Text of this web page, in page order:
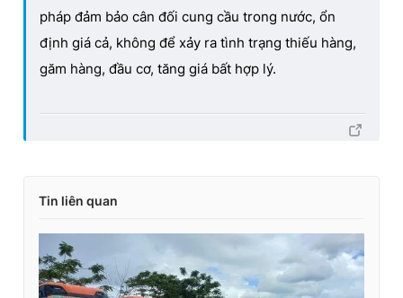
pháp đảm bảo cân đối cung cầu trong nước, ổn
định giá cả, không để xảy ra tình trạng thiếu hàng,
găm hàng, đầu cơ, tăng giá bất hợp lý.
Tin liên quan